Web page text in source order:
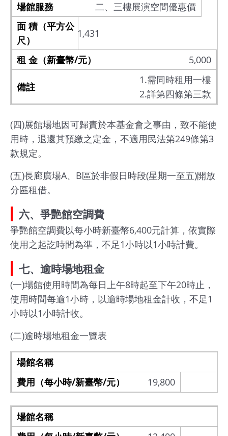
二、三樓展演空間優惠價
1,431
5,000
1.需同時租用一樓
2.詳第四條第三款
(四)展館場地因可歸責於本基金會之事由，致不能使
用時，退還其預繳之定金，不適用民法第249條第3
款規定。
(五)長廊廣場A、B區於非假日時段(星期一至五)開放
分區租借。
六、爭艷館空調費
爭艷館空調費以每小時新臺幣6,400元計算，依實際
使用之起訖時間為準，不足1小時以1小時計費。
七、逾時場地租金
(一)場館使用時間為每日上午8時起至下午20時止，
使用時間每逾1小時，以逾時場地租金計收，不足1
小時以1小時計收。
(二)逾時場地租金一覽表
19,800